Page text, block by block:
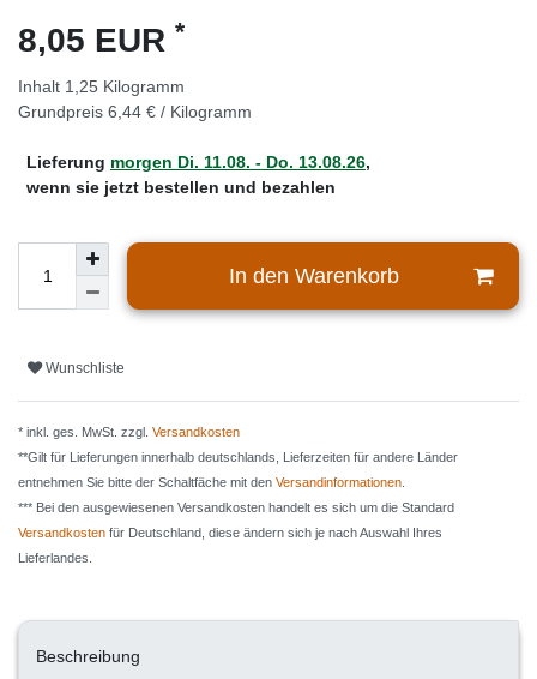
8,05 EUR *
Inhalt 1,25 Kilogramm
Grundpreis 6,44 € / Kilogramm
Lieferung morgen Di. 11.08. - Do. 13.08.26,
wenn sie jetzt bestellen und bezahlen
In den Warenkorb
Wunschliste
* inkl. ges. MwSt. zzgl. Versandkosten
**Gilt für Lieferungen innerhalb deutschlands, Lieferzeiten für andere Länder
entnehmen Sie bitte der Schaltfäche mit den Versandinformationen
*** Bei den ausgewiesenen Versandkosten handelt es sich um die Standard
Versandkosten für Deutschland, diese ändern sich je nach Auswahl Ihres
Lieferlandes.
Beschreibung